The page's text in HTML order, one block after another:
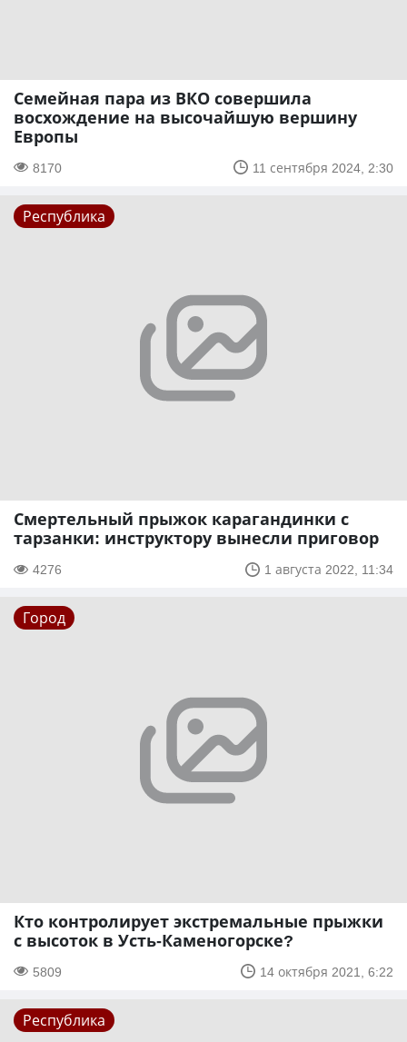
Семейная пара из ВКО совершила
восхождение на высочайшую вершину
Европы
8170 11 сентября 2024, 2:30
Республика
Смертельный прыжок карагандинки с
тарзанки: инструктору вынесли приговор
4276 1 августа 2022, 11:34
Город
Кто контролирует экстремальные прыжки
с высоток в Усть-Каменогорске?
5809 14 октября 2021, 6:22
Республика